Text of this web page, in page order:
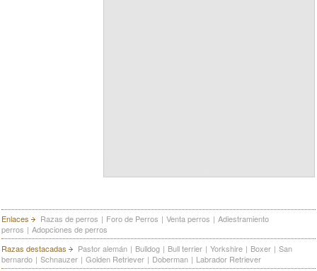
Enlaces Razas de perros | Foro de Perros | Venta perros | Adiestramiento
perros | Adopciones de perros
Razas destacadas
Pastor alemán | Bulldog | Bull terrier | Yorkshire | Boxer | San
bernardo | Schnauzer | Golden Retriever | Doberman | Labrador Retriever